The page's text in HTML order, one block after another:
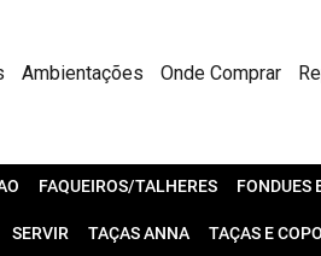
Ambientações Onde Comprar
FAQUEIROS/TALHERES FONDUES
SERVIR TAÇAS ANNA TAÇAS E